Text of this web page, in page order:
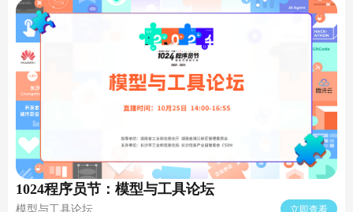
1024程序员节：模型与工具论坛
模型与工具论坛
立即查看